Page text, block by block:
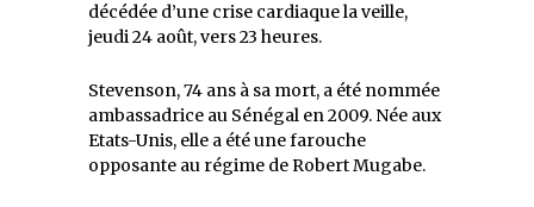
décédée d’une crise cardiaque la veille,
jeudi 24 août, vers 23 heures.
Stevenson, 74 ans à sa mort, a été nommée
ambassadrice au Sénégal en 2009. Née aux
Etats-Unis, elle a été une farouche
opposante au régime de Robert Mugabe.